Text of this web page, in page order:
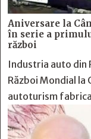
Aniversare la
în serie a
război
Industria auto din
Război Mondial la
autoturism